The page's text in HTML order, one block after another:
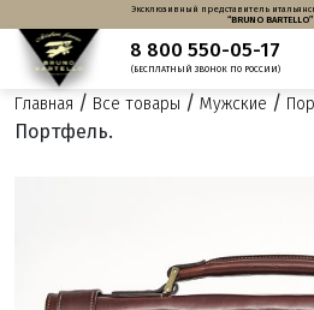
Эксклюзивный представитель
“BRUNO BARTELLO”
8 800 550-05-17
(БЕСПЛАТНЫЙ ЗВОНОК ПО РОССИИ)
Главная / Все товары / Мужские /
Портфель.